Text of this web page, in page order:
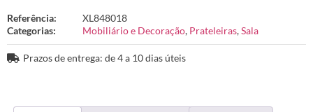
Referência:
XL848018
Categorias:
Mobiliário e Decoração, Prateleiras,Sala
Prazos de entrega: de 4 a 10 dias úteis